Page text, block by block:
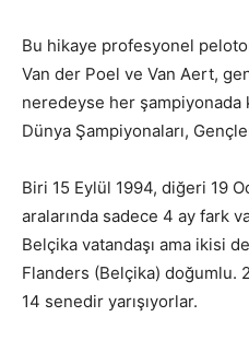
Bu hikaye profesyonel
Van der Poel ve Van Aert,
neredeyse her şampiyonada
Dünya Şampiyonaları,
Biri 15 Eylül 1994, diğeri 19
aralarında sadece 4 ay fark
Belçika vatandaşı ama ikisi
Flanders (Belçika) doğumlu.
14 senedir yarışıyorlar.